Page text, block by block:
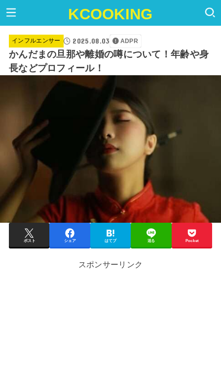
KCOOKING
インフルエンサー 2025.08.03 ADPR
かんだまの旦那や離婚の噂について！年齢や身
長などプロフィール！
ポスト シェア はてブ 送る Pocket
スポンサーリンク